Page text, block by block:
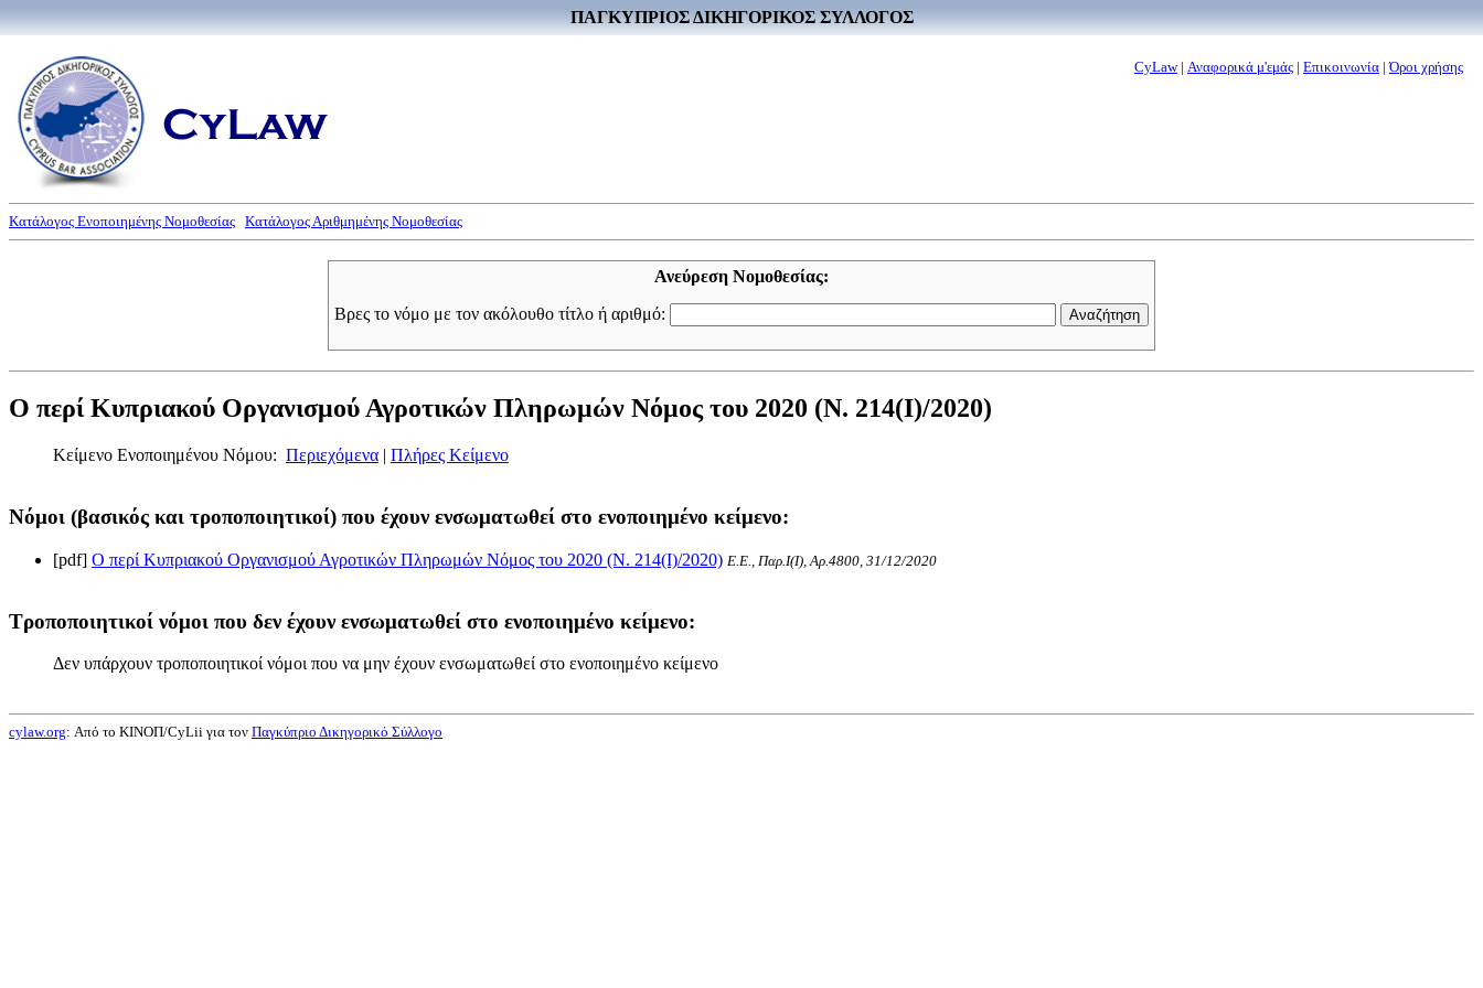
ΠΑΓΚΥΠΡΙΟΣ ΔΙΚΗΓΟΡΙΚΟΣ ΣΥΛΛΟΓΟΣ
CyLaw| Αναφορικά μ'εμάς | Επικοινωνία |Όροι χρήσης
Κατάλογος Ενοποιημένης Νομοθεσίας Κατάλογος Αριθμημένης Νομοθεσίας
Ανεύρεση Νομοθεσίας:
Βρες το νόμο με τον ακόλουθο τίτλο ή αριθμό:
Ο περί Κυπριακού Οργανισμού Αγροτικών Πληρωμών Νόμος του 2020 (Ν. 214(I)/2020)
Κείμενο Ενοποιημένου Νόμου: Περιεχόμενα | Πλήρες Κείμενο
Νόμοι (βασικός και τροποποιητικοί) που έχουν ενσωματωθεί στο ενοποιημένο κείμενο:
[pdf] Ο περί Κυπριακού Οργανισμού Αγροτικών Πληρωμών Νόμος του 2020 (Ν. 214(I)/2020) Ε.Ε., Παρ.Ι(I), Αρ.4800, 31/12/2020
Τροποποιητικοί νόμοι που δεν έχουν ενσωματωθεί στο ενοποιημένο κείμενο:
Δεν υπάρχουν τροποποιητικοί νόμοι που να μην έχουν ενσωματωθεί στο ενοποιημένο κείμενο
cylaw.org: Από το ΚΙΝOΠ/CyLii για τον Παγκύπριο Δικηγορικό Σύλλογο